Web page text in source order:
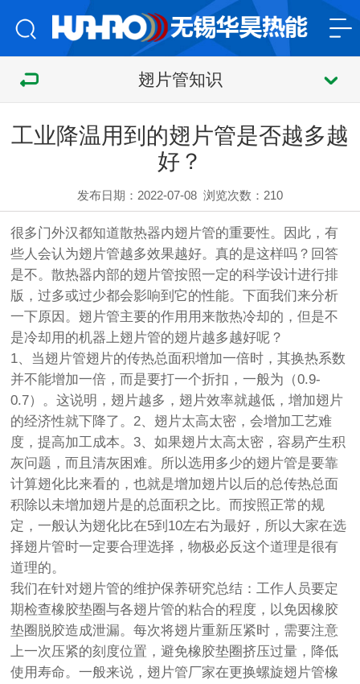
翅片管知识
工业降温用到的翅片管是否越多越
好？
发布日期：2022-07-08 浏览次数： 210
很多门外汉都知道散热器内翅片管的重要性。因此，有
些人会认为翅片管越多效果越好。真的是这样吗？回答
是不。散热器内部的翅片管按照一定的科学设计进行排
版，过多或过少都会影响到它的性能。下面我们来分析
一下原因。翅片管主要的作用用来散热冷却的，但是不
是冷却用的机器上翅片管的翅片越多越好呢？
1、当翅片管翅片的传热总面积增加一倍时，其换热系数
并不能增加一倍，而是要打一个折扣，一般为（0.9-
0.7）。这说明，翅片越多，翅片效率就越低，增加翅片
的经济性就下降了。2、翅片太高太密，会增加工艺难
度，提高加工成本。3、如果翅片太高太密，容易产生积
灰问题，而且清灰困难。所以选用多少的翅片管是要靠
计算翅化比来看的，也就是增加翅片以后的总传热总面
积除以未增加翅片是的总面积之比。而按照正常的规
定，一般认为翅化比在5到10左右为最好，所以大家在选
择翅片管时一定要合理选择，物极必反这个道理是很有
道理的。
我们在针对翅片管的维护保养研究总结：工作人员要定
期检查橡胶垫圈与各翅片管的粘合的程度，以免因橡胶
垫圈脱胶造成泄漏。每次将翅片重新压紧时，需要注意
上一次压紧的刻度位置，避免橡胶垫圈挤压过量，降低
使用寿命。一般来说， 翅片管厂家在更换螺旋翅片管橡